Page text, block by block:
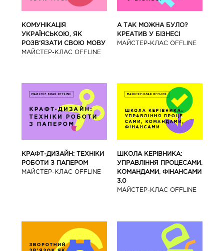
КОМУНІКАЦІЯ
УКРАЇНСЬКОЮ, ЯК
РОЗВ‘ЯЗАТИ СВОЮ МОВУ
МАЙCТЕР-КЛАС OFFLINE
А ТАК МОЖНА БУЛО?
КРЕАТИВ У БІЗНЕСІ
МАЙCТЕР-КЛАС OFFLINE
КРАФТ-ДИЗАЙН: ТЕХНІКИ
РОБОТИ З ПАПЕРОМ
МАЙCТЕР-КЛАС OFFLINE
ШКОЛА КЕРІВНИКА:
УПРАВЛІННЯ ПРОЦЕСАМИ,
КОМАНДАМИ, ФІНАНСАМИ
3.0
МАЙCТЕР-КЛАС OFFLINE